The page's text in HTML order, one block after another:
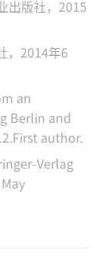
出版社，2015
，2014年6
an
Berlin and
author.
Verlag